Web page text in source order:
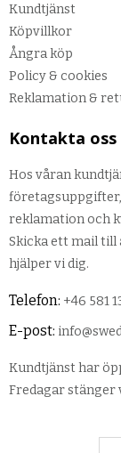
Kundtjänst
Köpvillkor
Ångra köp
Policy & cookies
Reklamation &
Kontakta oss
Hos våran
reklamation och
Skicka ett mail till
hjälper vi dig.
Telefon: +46 581
E-post:
Kundtjänst har
Fredagar stänger